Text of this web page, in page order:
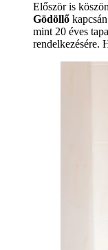
Először is
Gödöllő
mint 20 éves
rendelkezésére.